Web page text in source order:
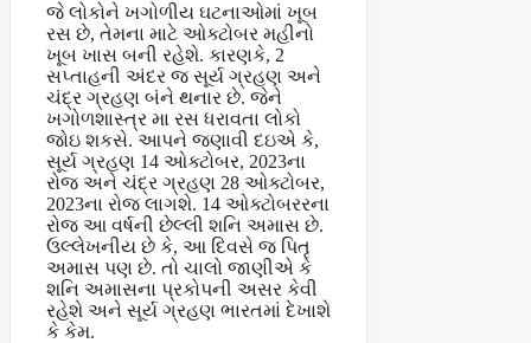
જે લોકોને ખગોળીય ઘટનાઓમાં ખૂબ
રસ છે, તેમના માટે ઓક્ટોબર મહીનો
ખૂબ ખાસ બની રહેશે. કારણકે, 2
સપ્તાહની અંદર જ સૂર્ય ગ્રહણ અને
ચંદ્ર ગ્રહણ બંને થનાર છે. જેને
ખગોળશાસ્ત્ર મા રસ ધરાવતા લોકો
જોઇ શકસે. આપને જણાવી દઇએ કે,
સૂર્ય ગ્રહણ 14 ઓક્ટોબર, 2023ના
રોજ અને ચંદ્ર ગ્રહણ 28 ઓક્ટોબર,
2023ના રોજ લાગશે. 14 ઓક્ટોબરરના
રોજ આ વર્ષની છેલ્લી શનિ અમાસ છે.
ઉલ્લેખનીય છે કે, આ દિવસે જ પિતૃ
અમાસ પણ છે. તો ચાલો જાણીએ કે
શનિ અમાસના પ્રકોપની અસર કેવી
રહેશે અને સૂર્ય ગ્રહણ ભારતમાં દેખાશે
કે કેમ.